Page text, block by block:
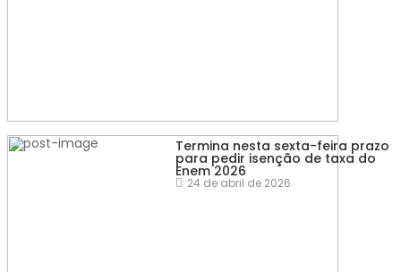
Termina nesta sexta-feira prazo
para pedir isenção de taxa do
Enem 2026
24 de abril de 2026